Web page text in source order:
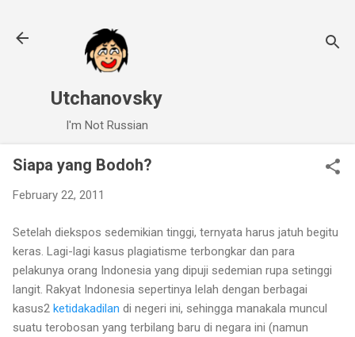
Utchanovsky
I'm Not Russian
Siapa yang Bodoh?
February 22, 2011
Setelah diekspos sedemikian tinggi, ternyata harus jatuh begitu
keras. Lagi-lagi kasus plagiatisme terbongkar dan para
pelakunya orang Indonesia yang dipuji sedemian rupa setinggi
langit. Rakyat Indonesia sepertinya lelah dengan berbagai
kasus2 ketidakadilan di negeri ini, sehingga manakala muncul
suatu terobosan yang terbilang baru di negara ini (namun